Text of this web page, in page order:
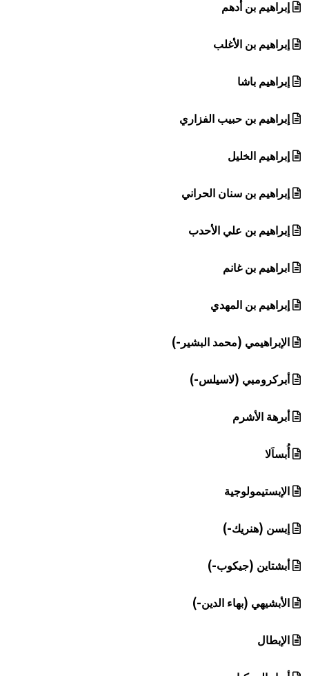
إبراهيم بن أدهم
إبراهيم بن الأغلب
إبراهيم باشا
إبراهيم بن حبيب الفزاري
إبراهيم الخليل
إبراهيم بن سنان الحراني
إبراهيم بن علي الأحدب
ابراهيم بن غانم
إبراهيم بن المهدي
الإبراهيمي (محمد البشير-)
أبركرومبي (لاسيلس-)
أبرهة الأشرم
أُبساَلا
الإبستيمولوجية
إبسن (هنريك-)
أبشتاين (جيكوب-)
الأبشيهي (بهاء الدين-)
الإبطال